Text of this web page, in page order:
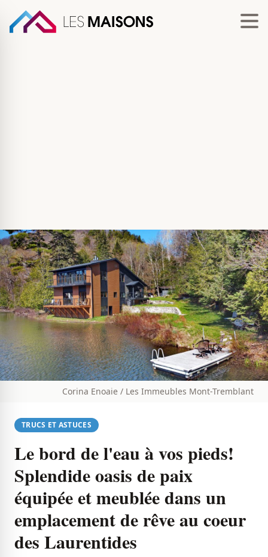
Corina Enoaie / Les Immeubles Mont-Tremblant
TRUCS ET ASTUCES
Le bord de l'eau à vos pieds!
Splendide oasis de paix
équipée et meublée dans un
emplacement de rêve au coeur
des Laurentides